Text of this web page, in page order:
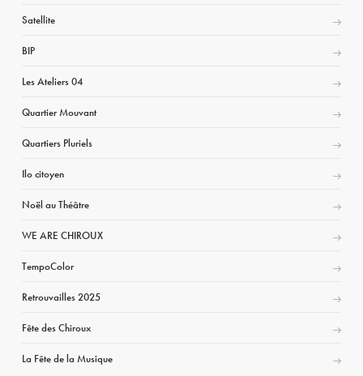
Satellite
BIP
Les Ateliers 04
Quartier Mouvant
Quartiers Pluriels
Ilo citoyen
Noël au Théâtre
WE ARE CHIROUX
TempoColor
Retrouvailles 2025
Fête des Chiroux
La Fête de la Musique